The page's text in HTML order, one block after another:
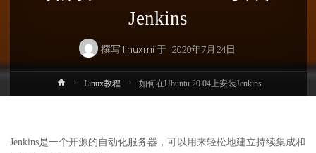
Jenkins
撰写 linuxmi 于 2020年7月24日
首
页
Linux教程 如何在Ubuntu 20.04上安装Jenkins
Jenkins是一个开源的自动化服务器，可以用来轻松地建立持续集成和